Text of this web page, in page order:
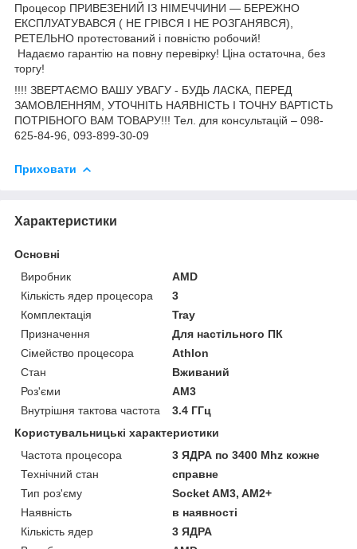
Процесор ПРИВЕЗЕНИЙ ІЗ НІМЕЧЧИНИ — БЕРЕЖНО
ЕКСПЛУАТУВАВСЯ ( НЕ ГРІВСЯ І НЕ РОЗГАНЯВСЯ),
РЕТЕЛЬНО протестований і повністю робочий!
Надаємо гарантію на повну перевірку! Ціна остаточна, без
торгу!
!!!! ЗВЕРТАЄМО ВАШУ УВАГУ - БУДЬ ЛАСКА, ПЕРЕД
ЗАМОВЛЕННЯМ, УТОЧНІТЬ НАЯВНІСТЬ І ТОЧНУ ВАРТІСТЬ
ПОТРІБНОГО ВАМ ТОВАРУ!!! Тел. для консультацій – 098-
625-84-96, 093-899-30-09
Приховати
Характеристики
Основні
Виробник
AMD
Кількість ядер процесора
3
Комплектація
Tray
Призначення
Для настільного ПК
Сімейство процесора
Athlon
Стан
Вживаний
Роз'єми
AM3
Внутрішня тактова частота
3.4 ГГц
Користувальницькі характеристики
Частота процесора
3 ЯДРА по 3400 Mhz кожне
Технічний стан
справне
Тип роз'єму
Socket AM3, AM2+
Наявність
в наявності
Кількість ядер
3 ЯДРА